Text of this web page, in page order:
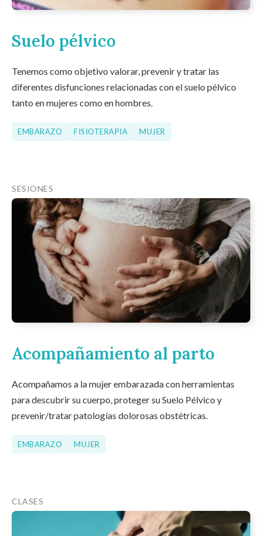
Suelo pélvico
Tenemos como objetivo valorar, prevenir y tratar las
diferentes disfunciones relacionadas con el suelo pélvico
tanto en mujeres como en hombres.
EMBARAZO FISIOTERAPIA MUJER
SESIONES
Acompañamiento al parto
Acompañamos a la mujer embarazada con herramientas
para descubrir su cuerpo, proteger su Suelo Pélvico y
prevenir/tratar patologías dolorosas obstétricas.
EMBARAZO MUJER
CLASES